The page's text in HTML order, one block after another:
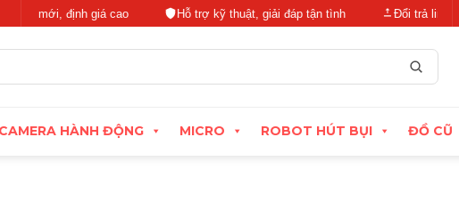
định giá cao Hỗ trợ kỹ thuật, giải đáp tận tình Đổi trả linh hoạt
CAMERA HÀNH ĐỘNG MICRO ROBOT HÚT BỤI ĐỒ CŨ